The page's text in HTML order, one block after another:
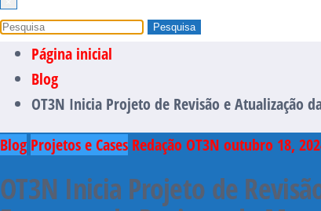
Página inicial
Blog
OT3N Inicia Projeto de Revisão e Atualização
Blog Projetos e Cases Redação OT3N outubro 18,
OT3N Inicia Projeto de